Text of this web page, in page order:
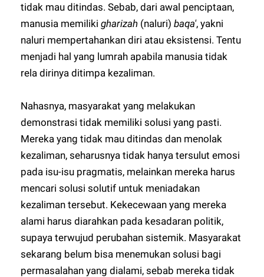
tidak mau ditindas. Sebab, dari awal penciptaan,
manusia memilikigharizah (naluri)baqa', yakni
naluri mempertahankan diri atau eksistensi. Tentu
menjadi hal yang lumrah apabila manusia tidak
rela dirinya ditimpa kezaliman.
Nahasnya, masyarakat yang melakukan
demonstrasi tidak memiliki solusi yang pasti.
Mereka yang tidak mau ditindas dan menolak
kezaliman, seharusnya tidak hanya tersulut emosi
pada isu-isu pragmatis, melainkan mereka harus
mencari solusi solutif untuk meniadakan
kezaliman tersebut. Kekecewaan yang mereka
alami harus diarahkan pada kesadaran politik,
supaya terwujud perubahan sistemik. Masyarakat
sekarang belum bisa menemukan solusi bagi
permasalahan yang dialami, sebab mereka tidak